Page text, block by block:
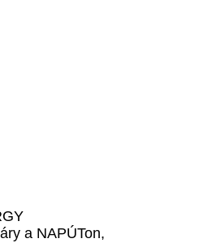
a NAPÚTon,